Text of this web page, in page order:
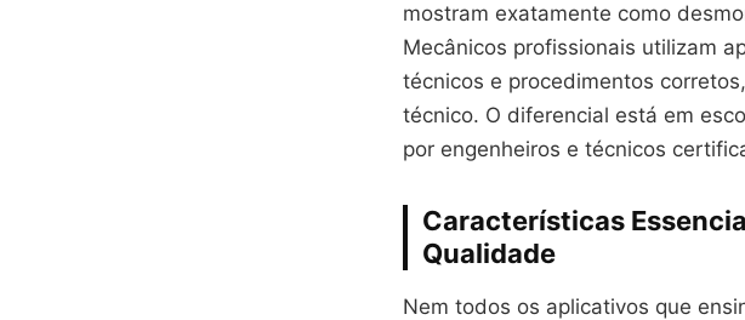
mostram exatamente como
Mecânicos profissionais utilizam
técnicos e procedimentos
técnico. O diferencial está em
por engenheiros e técnicos
Características
Qualidade
Nem todos os aplicativos que